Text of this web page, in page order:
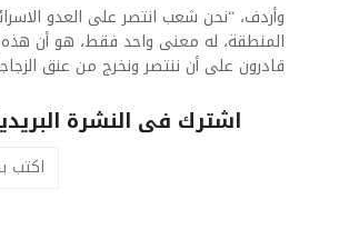
وأردف، “نحن شعب انتصر على العدو
المنطقة، له معنى واحد فقط، هو أن هذه
قادرون على أن ننتصر ونخرج من عنق
اشترك فى النشرة